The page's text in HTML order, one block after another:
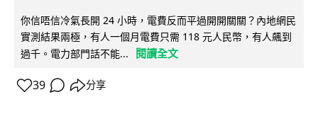
你信唔信冷氣長開 24 小時，電費反而平過開開關關？內地網民
實測結果兩極，有人一個月電費只需 118 元人民幣，有人飆到
過千。電力部門話不能...
閱讀全文
39 分享